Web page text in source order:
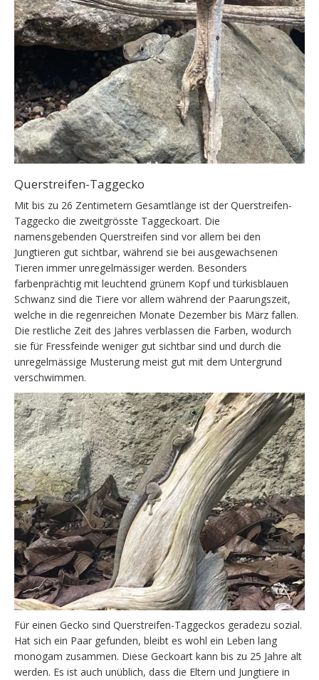
Querstreifen-Taggecko
Mit bis zu 26 Zentimetern Gesamtlänge ist der Querstreifen-
Taggecko die zweitgrösste Taggeckoart. Die
namensgebenden Querstreifen sind vor allem bei den
Jungtieren gut sichtbar, während sie bei ausgewachsenen
Tieren immer unregelmässiger werden. Besonders
farbenprächtig mit leuchtend grünem Kopf und türkisblauen
Schwanz sind die Tiere vor allem während der Paarungszeit,
welche in die regenreichen Monate Dezember bis März fallen.
Die restliche Zeit des Jahres verblassen die Farben, wodurch
sie für Fressfeinde weniger gut sichtbar sind und durch die
unregelmässige Musterung meist gut mit dem Untergrund
verschwimmen.
Für einen Gecko sind Querstreifen-Taggeckos geradezu sozial.
Hat sich ein Paar gefunden, bleibt es wohl ein Leben lang
monogam zusammen. Diese Geckoart kann bis zu 25 Jahre alt
werden. Es ist auch unüblich, dass die Eltern und Jungtiere in